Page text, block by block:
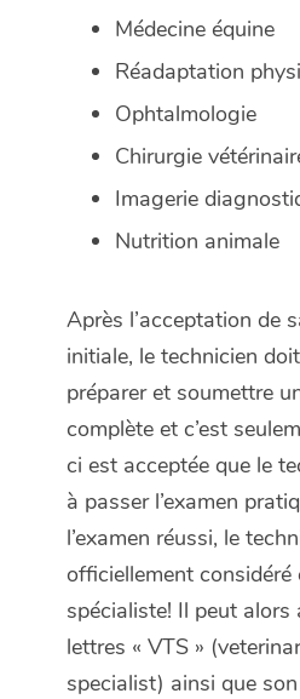
Médecine équine
Réadaptation
Ophtalmologie
Chirurgie
Imagerie
Nutrition animale
Après l’acceptation de
initiale, le technicien
préparer et soumettre
complète et c’est
ci est acceptée que le
à passer l’examen
l’examen réussi, le
officiellement considéré
spécialiste! Il peut alors
lettres « VTS » (
specialist) ainsi que